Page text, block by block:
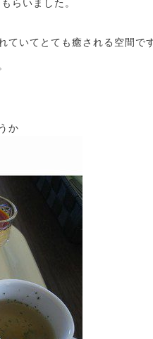
いてとても癒される空間です
か